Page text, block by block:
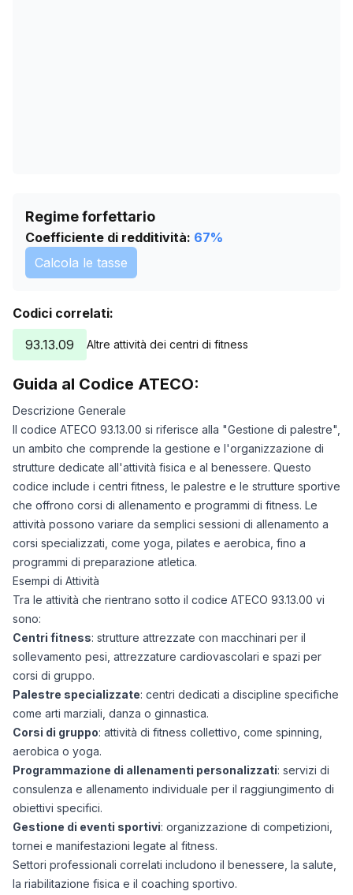
Regime forfettario
Coefficiente di redditività: 67%
Calcola le tasse
Codici correlati:
93.13.09
Altre attività dei centri di fitness
Guida al Codice ATECO:
Descrizione Generale
Il codice ATECO 93.13.00 si riferisce alla "Gestione di palestre",
un ambito che comprende la gestione e l'organizzazione di
strutture dedicate all'attività fisica e al benessere. Questo
codice include i centri fitness, le palestre e le strutture sportive
che offrono corsi di allenamento e programmi di fitness. Le
attività possono variare da semplici sessioni di allenamento a
corsi specializzati, come yoga, pilates e aerobica, fino a
programmi di preparazione atletica.
Esempi di Attività
Tra le attività che rientrano sotto il codice ATECO 93.13.00 vi
sono:
Centri fitness: strutture attrezzate con macchinari per il
sollevamento pesi, attrezzature cardiovascolari e spazi per
corsi di gruppo.
Palestre specializzate: centri dedicati a discipline specifiche
come arti marziali, danza o ginnastica.
Corsi di gruppo: attività di fitness collettivo, come spinning,
aerobica o yoga.
Programmazione di allenamenti personalizzati: servizi di
consulenza e allenamento individuale per il raggiungimento di
obiettivi specifici.
Gestione di eventi sportivi: organizzazione di competizioni,
tornei e manifestazioni legate al fitness.
Settori professionali correlati includono il benessere, la salute,
la riabilitazione fisica e il coaching sportivo.